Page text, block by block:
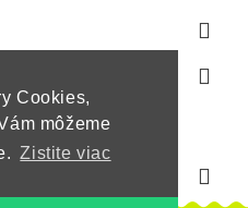
Cookies,
môžeme
Zistite viac


